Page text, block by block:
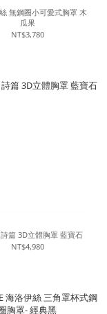
無鋼圈小可愛式胸罩 木
瓜果
NT$3,780
篇 3D立體胸罩 藍寶石
NT$4,980